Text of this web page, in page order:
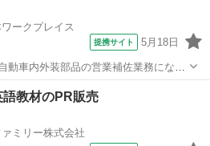
ークプレイス
提携サイト 5月18日
車内外装部品の営業補佐業務になり
作成がメインになります！PC業務が得
え、慣れてきたら将来的には企業先
...
教材のPR販売
ミリー株式会社